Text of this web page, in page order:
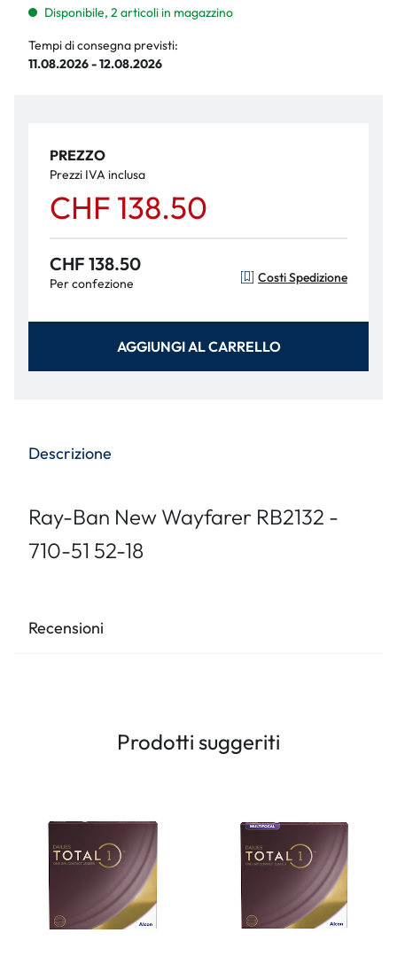
Disponibile, 2 articoli in magazzino
Tempi di consegna previsti:
11.08.2026 - 12.08.2026
PREZZO
Prezzi IVA inclusa
CHF 138.50
CHF 138.50
Per confezione Costi Spedizione
AGGIUNGI AL CARRELLO
Descrizione
Ray-Ban New Wayfarer RB2132 -
710-51 52-18
Recensioni
Prodotti suggeriti